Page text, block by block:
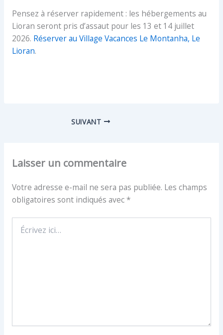
Pensez à réserver rapidement : les hébergements au
Lioran seront pris d’assaut pour les 13 et 14 juillet
2026. Réserver au Village Vacances Le Montanha, Le
Lioran.
SUIVANT
Laisser un commentaire
Votre adresse e-mail ne sera pas publiée. Les champs
obligatoires sont indiqués avec*
ici…